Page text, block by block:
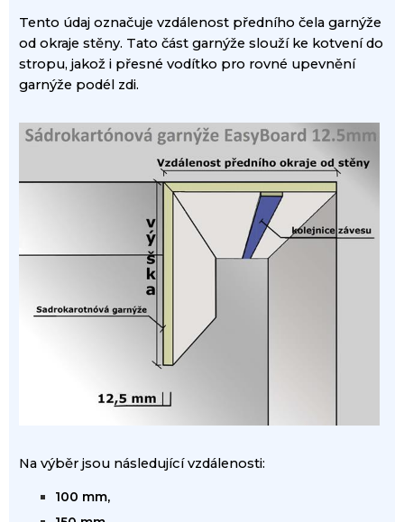
Tento údaj označuje vzdálenost předního čela garnýže
od okraje stěny. Tato část garnýže slouží ke kotvení do
stropu, jakož i přesné vodítko pro rovné upevnění
garnýže podél zdi.
Na výběr jsou následující vzdálenosti:
100 mm,